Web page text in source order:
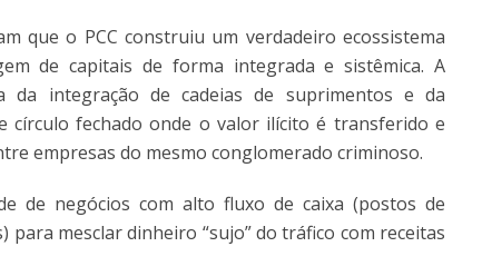
que o PCC construiu um verdadeiro ecossistema
de capitais de forma integrada e sistêmica. A
da integração de cadeias de suprimentos e da
círculo fechado onde o valor ilícito é transferido e
empresas do mesmo conglomerado criminoso.
de negócios com alto fluxo de caixa (postos de
para mesclar dinheiro “sujo” do tráfico com receitas